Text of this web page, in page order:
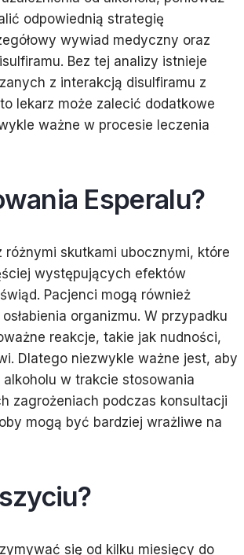
odpowiednią strategię
wywiad medyczny oraz
Bez tej analizy istnieje
z interakcją disulfiramu z
lekarz może zalecić dodatkowe
ważne w procesie leczenia
Esperalu?
skutkami ubocznymi, które
występujących efektów
Pacjenci mogą również
organizmu. W przypadku
reakcje, takie jak nudności,
Dlatego niezwykle ważne jest, aby
w trakcie stosowania
zagrożeniach podczas konsultacji
mogą być bardziej wrażliwe na
się od kilku miesięcy do